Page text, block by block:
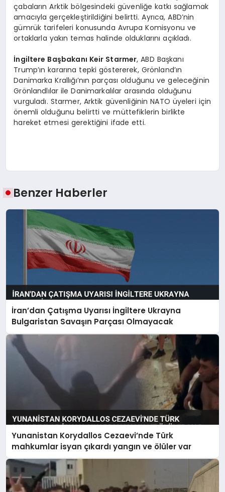
çabaların Arktik bölgesindeki güvenliğe katkı sağlamak
amacıyla gerçekleştirildiğini belirtti. Ayrıca, ABD’nin
gümrük tarifeleri konusunda Avrupa Komisyonu ve
ortaklarla yakın temas halinde olduklarını açıkladı.
İngiltere Başbakanı Keir Starmer, ABD Başkanı
Trump’ın kararına tepki göstererek, Grönland’ın
Danimarka Krallığı’nın parçası olduğunu ve geleceğinin
Grönlandlılar ile Danimarkalılar arasında olduğunu
vurguladı. Starmer, Arktik güvenliğinin NATO üyeleri için
önemli olduğunu belirtti ve müttefiklerin birlikte
hareket etmesi gerektiğini ifade etti.
Benzer Haberler
İran’dan Çatışma Uyarısı İngiltere Ukrayna
Bulgaristan Savaşın Parçası Olmayacak
Yunanistan Korydallos Cezaevi’nde Türk
mahkumlar isyan çıkardı yangın ve ölüler var